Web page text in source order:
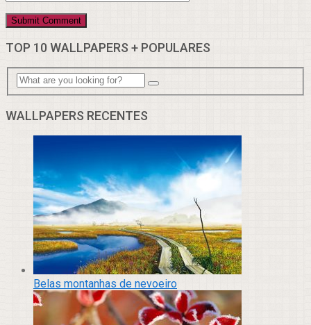
TOP 10 WALLPAPERS + POPULARES
WALLPAPERS RECENTES
Belas montanhas de nevoeiro